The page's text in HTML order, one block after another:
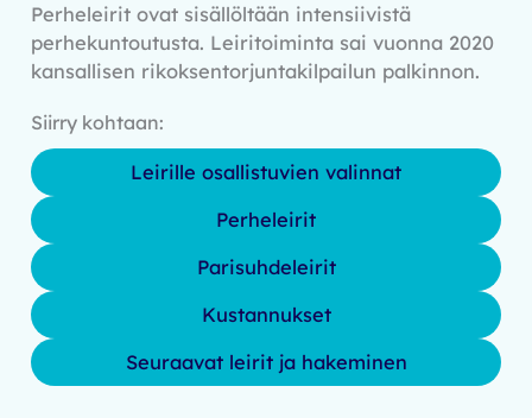
Perheleirit ovat sisällöltään intensiivistä
perhekuntoutusta. Leiritoiminta sai vuonna 2020
kansallisen rikoksentorjuntakilpailun palkinnon.
Siirry kohtaan:
Leirille osallistuvien valinnat
Perheleirit
Parisuhdeleirit
Kustannukset
Seuraavat leirit ja hakeminen